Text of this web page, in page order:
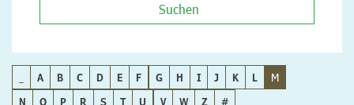
Suchen
A B C D E F G H I J K L
M
N
O P R S T U V W Z #